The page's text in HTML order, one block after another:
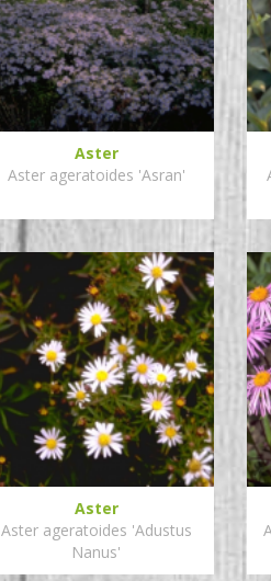
Aster
Aster ageratoides 'Asran'
Aster
Aster ageratoides 'Adustus
Nanus'